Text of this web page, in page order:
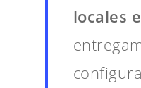
locales